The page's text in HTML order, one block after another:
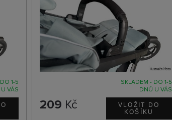
1-5
VÁS
SKLADEM - DO 1-5
DNŮ U VÁS
209 Kč